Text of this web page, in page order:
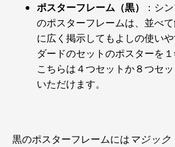
ポスターフレーム（黒）
：シ
のポスターフレームは、並べ
に広く掲示してもよしの使い
ダードのセットのポスターを１
こちらは４つセットか８つセ
いただけます。
黒のポスターフレームにはマジッ